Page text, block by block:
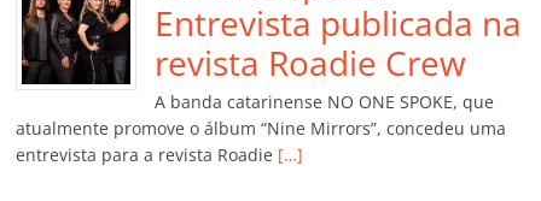
o
o
k
p
p
n Cl
a
ss
ro
o
n
k
til
h
ar
Entrevista publicada na
revista Roadie Crew
A banda catarinense NO ONE SPOKE, que
atualmente promove o álbum “Nine Mirrors”, concedeu uma
entrevista para a revista Roadie […]